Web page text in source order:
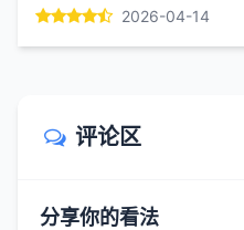
倒，而是为...2026-04-14
评论区
分享你的看法